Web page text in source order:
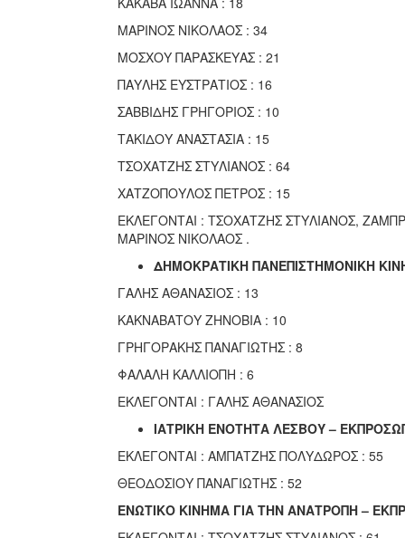
ΜΑΡΙΝΟΣ ΝΙΚΟΛΑΟΣ : 34
ΜΟΣΧΟΥ ΠΑΡΑΣΚΕΥΑΣ : 21
ΠΑΥΛΗΣ ΕΥΣΤΡΑΤΙΟΣ : 16
ΣΑΒΒΙΔΗΣ ΓΡΗΓΟΡΙΟΣ : 10
ΤΑΚΙΔΟΥ ΑΝΑΣΤΑΣΙΑ : 15
ΤΣΟΧΑΤΖΗΣ ΣΤΥΛΙΑΝΟΣ : 64
ΧΑΤΖΟΠΟΥΛΟΣ ΠΕΤΡΟΣ : 15
ΕΚΛΕΓΟΝΤΑΙ : ΤΣΟΧΑΤΖΗΣ ΣΤΥΛΙΑΝΟΣ,
ΜΑΡΙΝΟΣ ΝΙΚΟΛΑΟΣ .
ΔΗΜΟΚΡΑΤΙΚΗ ΠΑΝΕΠΙΣΤΗΜΟΝΙΚΗ
ΓΑΛΗΣ ΑΘΑΝΑΣΙΟΣ : 13
ΚΑΚΝΑΒΑΤΟΥ ΖΗΝΟΒΙΑ : 10
ΓΡΗΓΟΡΑΚΗΣ ΠΑΝΑΓΙΩΤΗΣ : 8
ΦΑΛΑΛΗ ΚΑΛΛΙΟΠΗ : 6
ΕΚΛΕΓΟΝΤΑΙ : ΓΑΛΗΣ ΑΘΑΝΑΣΙΟΣ
ΙΑΤΡΙΚΗ ΕΝΟΤΗΤΑ ΛΕΣΒΟΥ –
ΕΚΛΕΓΟΝΤΑΙ : ΑΜΠΑΤΖΗΣ ΠΟΛΥΔΩΡΟΣ : 55
ΘΕΟΔΟΣΙΟΥ ΠΑΝΑΓΙΩΤΗΣ : 52
ΕΝΩΤΙΚΟ ΚΙΝΗΜΑ ΓΙΑ ΤΗΝ ΑΝΑΤΡΟΠΗ –